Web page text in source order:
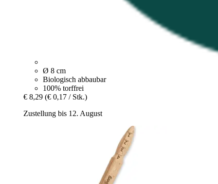
Ø 8 cm
Biologisch abbaubar
100% torffrei
€ 8,29 (€ 0,17 / Stk.)
Zustellung bis 12. August